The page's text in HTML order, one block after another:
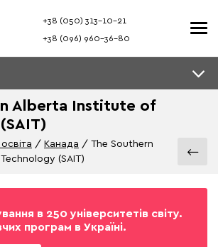
+38 (050) 313–10-21
+38 (096) 960–36-80
Alberta Institute of
Канада
The Southern
(SAIT)
в 250 університетів світу.
програм в Україні.